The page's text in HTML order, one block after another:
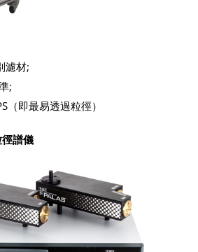
濾材;
;
即最易透過粒徑）
譜儀